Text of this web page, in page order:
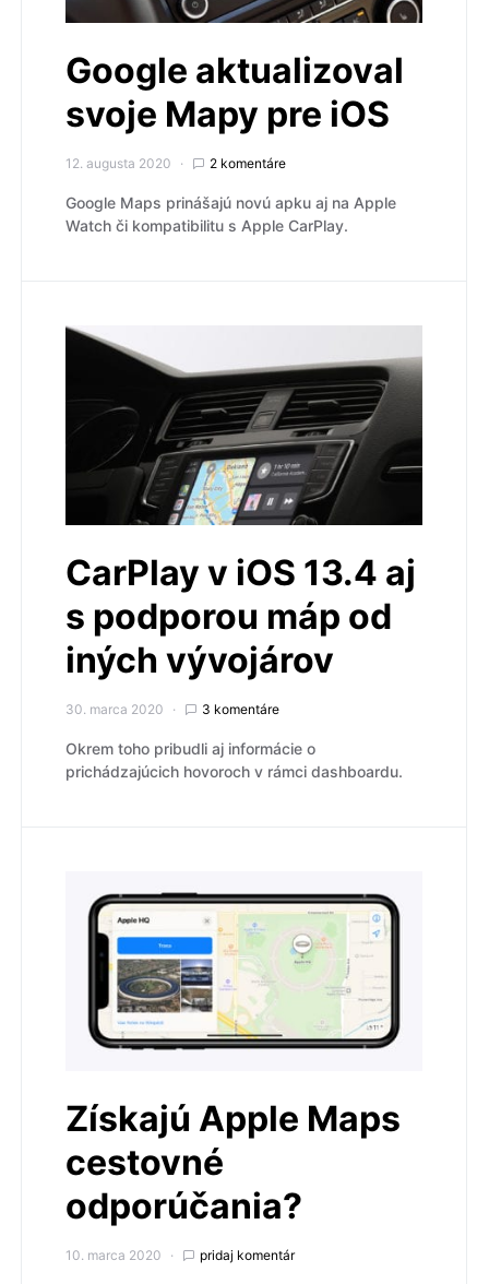
Google aktualizoval
svoje Mapy pre iOS
12. augusta 2020 2 komentáre
Google Maps prinášajú novú apku aj na Apple
Watch či kompatibilitu s Apple CarPlay.
CarPlay v iOS 13.4 aj
s podporou máp od
iných vývojárov
30. marca 2020 3 komentáre
Okrem toho pribudli aj informácie o
prichádzajúcich hovoroch v rámci dashboardu.
Získajú Apple Maps
cestovné
odporúčania?
10. marca 2020 pridaj komentár